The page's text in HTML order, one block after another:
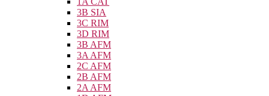
3B SIA
3C RIM
3D RIM
3B AFM
3A AFM
2C AFM
2B AFM
2A AFM